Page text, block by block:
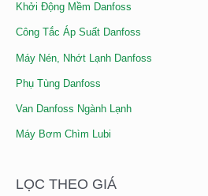
Khởi Động Mềm Danfoss
Công Tắc Áp Suất Danfoss
Máy Nén, Nhớt Lạnh Danfoss
Phụ Tùng Danfoss
Van Danfoss Ngành Lạnh
Máy Bơm Chìm Lubi
LỌC THEO GIÁ